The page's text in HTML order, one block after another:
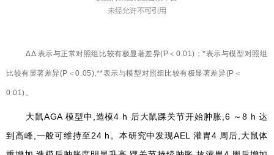
ΔΔ 表示与正常对照组比较有极显著差异( P ＜0.01)；*表示与模型对照组
比较有显著差异(P ＜0.05),**表示与模型对照组比较有极显著差异(P ＜
0.01)。
大鼠AGA 模型中,造模4 h 后大鼠踝关节开始肿胀,6 ～8 h 达
到高峰,一般可维持至24 h。本研究中发现AEL 灌胃4 周后,大鼠体